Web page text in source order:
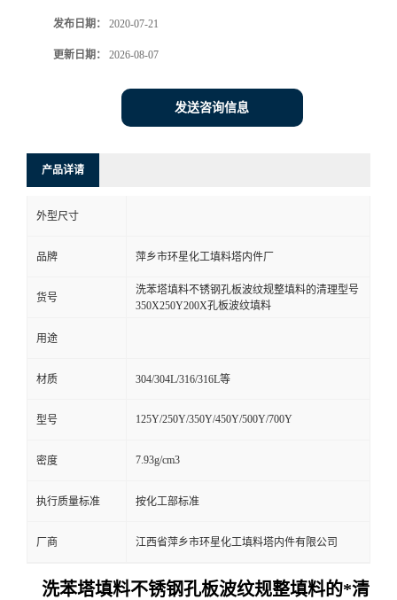
发布日期： 2020-07-21
更新日期： 2026-08-07
发送咨询信息
产品详请
外型尺寸
品牌 萍乡市环星化工填料塔内件厂
货号
洗苯塔填料不锈钢孔板波纹规整填料的清理型号
350X250Y200X孔板波纹填料
用途
材质 304/304L/316/316L等
型号 125Y/250Y/350Y/450Y/500Y/700Y
密度 7.93g/cm3
执行质量标准 按化工部标准
厂商 江西省萍乡市环星化工填料塔内件有限公司
洗苯塔填料不锈钢孔板波纹规整填料的*清